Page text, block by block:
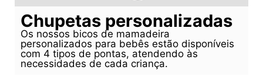
Chupetas personalizadas
Os nossos bicos de mamadeira
personalizados para bebês estão disponíveis
com 4 tipos de pontas, atendendo às
necessidades de cada criança.